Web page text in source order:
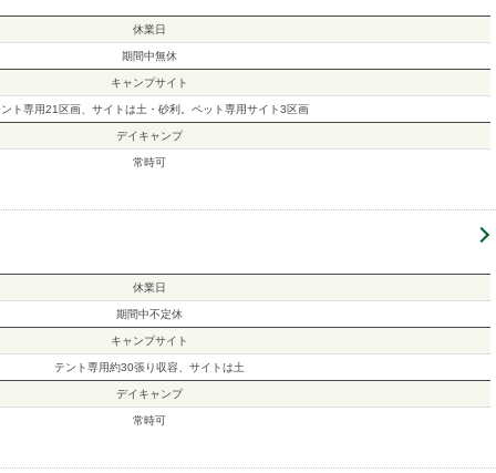
休業日
期間中無休
キャンプサイト
ント専用21区画、サイトは土・砂利。ペット専用サイト3区画
デイキャンプ
常時可
休業日
期間中不定休
キャンプサイト
テント専用約30張り収容、サイトは土
デイキャンプ
常時可